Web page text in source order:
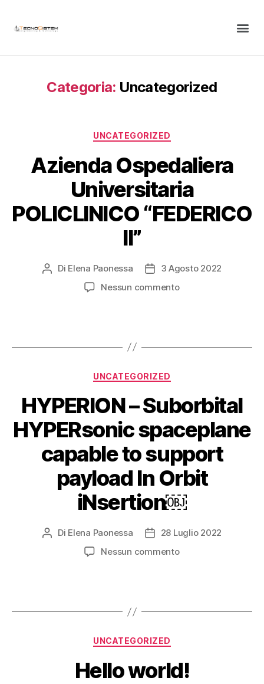
Categoria: Uncategorized
UNCATEGORIZED
Azienda Ospedaliera
Universitaria
POLICLINICO “FEDERICO
II”
Di Elena Paonessa
3 Agosto 2022
Nessun commento
UNCATEGORIZED
HYPERION – Suborbital
HYPERsonic spaceplane
capable to support
payload In Orbit
iNsertion￼
Di Elena Paonessa
28 Luglio 2022
Nessun commento
UNCATEGORIZED
Hello world!